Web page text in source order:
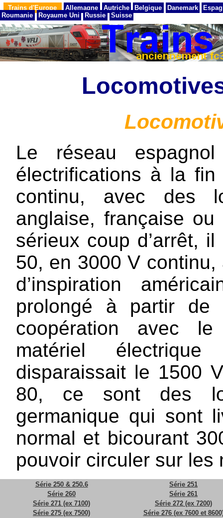
Trains d'Europe Allemagne Autriche Belgique Danemark
Roumanie
Royaume Uni Russie Suisse
Le réseau
électrifications à la
continu, avec des
anglaise, française
sérieux coup d’arrêt,
50, en 3000 V
d’inspiration
prolongé à partir
coopération avec
matériel
disparaissait le 1500
80, ce sont des
germanique qui sont
normal et bicourant
pouvoir circuler sur les
Série 250 & 250.6
Série 251
Série 260
Série 261
Série 271 (ex 7100)
Série 272 (ex 7200)
Série 275 (ex 7500)
Série 276 (ex 7600 et